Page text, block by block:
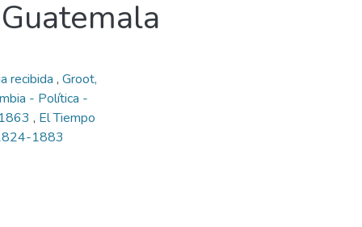
recibida , Groot,
- Política -
, El Tiempo
1883